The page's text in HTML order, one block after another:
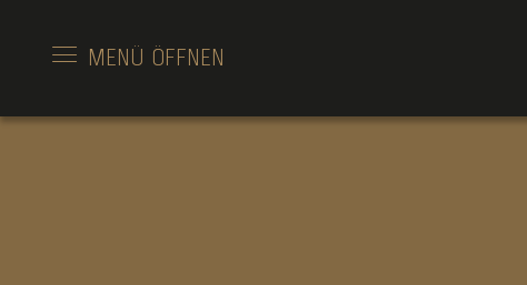
MENÜ ÖFFNEN